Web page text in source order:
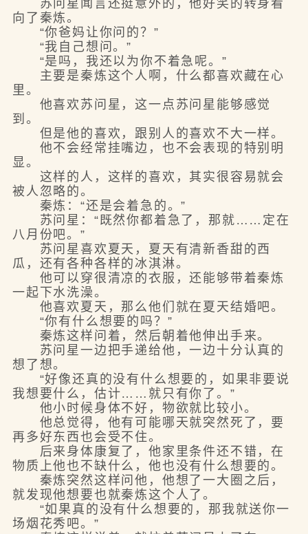
苏问星闻言还挺意外的，他好笑的转身看
向了秦炼。
“你爸妈让你问的？”
“我自己想问。”
“是吗，我还以为你不着急呢。”
主要是秦炼这个人啊，什么都喜欢藏在心
里。
他喜欢苏问星，这一点苏问星能够感觉
到。
但是他的喜欢，跟别人的喜欢不大一样。
他不会经常挂嘴边，也不会表现的特别明
显。
这样的人，这样的喜欢，其实很容易就会
被人忽略的。
秦炼：“还是会着急的。”
苏问星：“既然你都着急了，那就……定在
八月份吧。”
苏问星喜欢夏天，夏天有清新香甜的西
瓜，还有各种各样的冰淇淋。
他可以穿很清凉的衣服，还能够带着秦炼
一起下水洗澡。
他喜欢夏天，那么他们就在夏天结婚吧。
“你有什么想要的吗？”
秦炼这样问着，然后朝着他伸出手来。
苏问星一边把手递给他，一边十分认真的
想了想。
“好像还真的没有什么想要的，如果非要说
我想要什么，估计……就只有你了。”
他小时候身体不好，物欲就比较小。
他总觉得，他有可能哪天就突然死了，要
再多好东西也会受不住。
后来身体康复了，他家里条件还不错，在
物质上他也不缺什么，他也没有什么想要的。
秦炼突然这样问他，他想了一大圈之后，
就发现他想要也就秦炼这个人了。
“如果真的没有什么想要的，那我就送你一
场烟花秀吧。”